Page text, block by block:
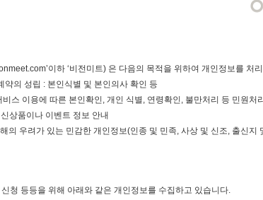
이하 ‘비전미트) 은 다음의 목적을 위하여 개인정보를
약의 성립 : 본인식별 및 본인의사 확인 등
스 이용에 따른 본인확인, 개인 식별, 연령확인, 불만처리 등 민원처리
상품이나 이벤트 정보 안내
의 우려가 있는 민감한 개인정보(인종 및 민족, 사상 및 신조, 출신
청 등등을 위해 아래와 같은 개인정보를 수집하고 있습니다.